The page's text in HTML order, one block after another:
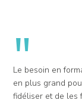
"
Le besoin en
en plus grand
fidéliser et de les